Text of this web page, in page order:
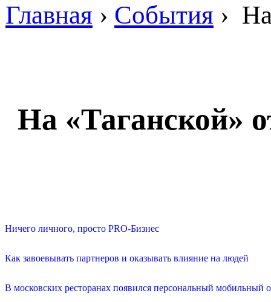
Главная › События ›
На «Таганской»
Ничего личного, просто PRO-Бизнес
Как завоевывать партнеров и оказывать влияние на людей
В московских ресторанах появился персональный мобильный